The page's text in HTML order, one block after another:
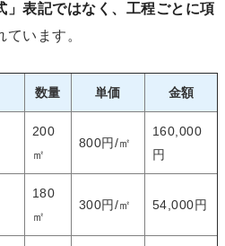
」表記ではなく、工程ごとに項
ています。
数量 単価 金額
200
㎡
800円/㎡
160,000
円
180
㎡
300円/㎡ 54,000円